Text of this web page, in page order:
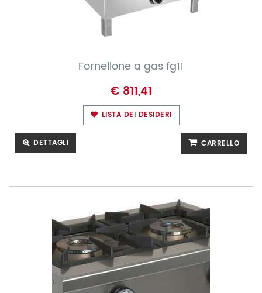
Fornellone a gas fg11
€ 811,41
LISTA DEI DESIDERI
DETTAGLI CARRELLO